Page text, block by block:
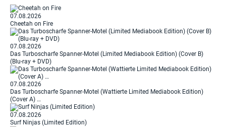
07.08.2026
Cheetah on Fire
07.08.2026
Das Turboscharfe Spanner-Motel (Limited Mediabook Edition) (Cover B)
(Blu-ray + DVD)
07.08.2026
Das Turboscharfe Spanner-Motel (Wattierte Limited Mediabook Edition)
(Cover A) …
07.08.2026
Surf Ninjas (Limited Edition)